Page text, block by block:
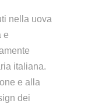
nella uova
e
italiana.
e alla
dei